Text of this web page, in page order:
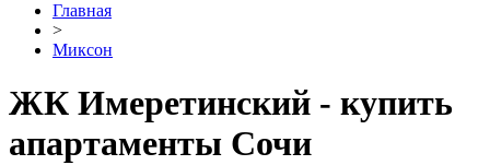
Главная
>
Миксон
ЖК Имеретинский - купить
апартаменты Сочи